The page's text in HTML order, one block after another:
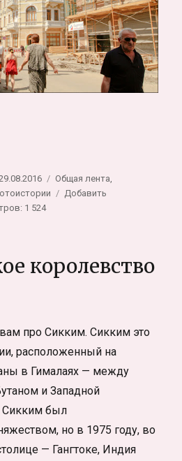
— грузинский Дом
Рубрики
Общая лента
Добавить
1 524
королевство
про Сикким. Сикким это
расположенный на
в Гималаях — между
и Западной
Сикким был
но в 1975 году, во
— Гангтоке, Индия